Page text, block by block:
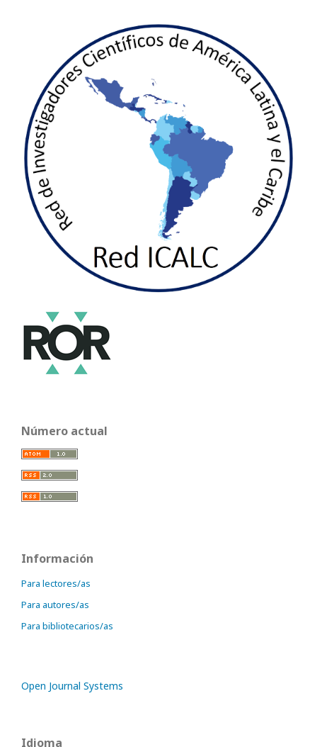
Número actual
Información
Para lectores/as
Para autores/as
Para bibliotecarios/as
Open Journal Systems
Idioma